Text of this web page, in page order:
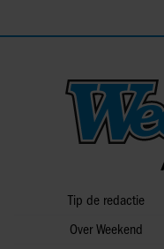
Tip de redactie
Over Weekend